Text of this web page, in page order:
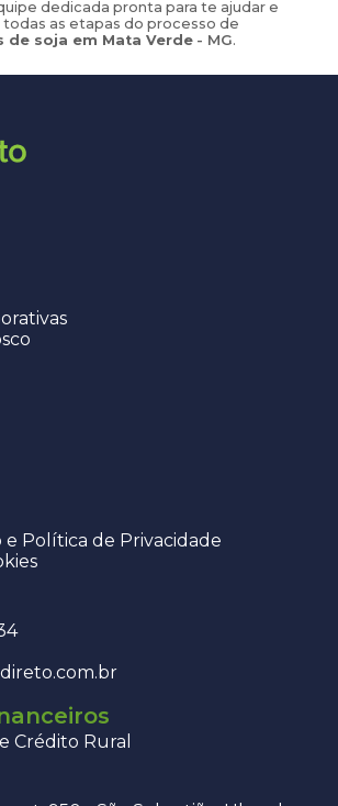
dedicada pronta para te ajudar e
as etapas do processo de
de soja em Mata Verde - MG.
e Política de Privacidade
Crédito Rural